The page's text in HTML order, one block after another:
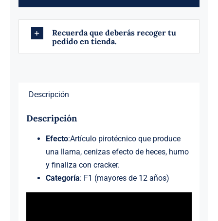
Recuerda que deberás recoger tu
pedido en tienda.
Descripción
Descripción
Efecto:Artículo pirotécnico que produce
una llama, cenizas efecto de heces, humo
y finaliza con cracker.
Categoría: F1 (mayores de 12 años)